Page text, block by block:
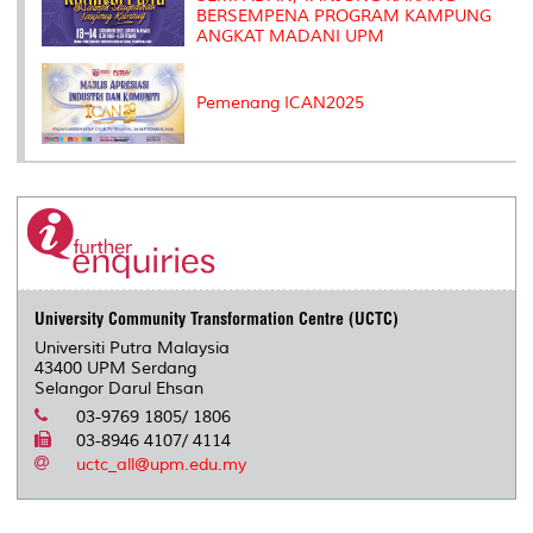
BERSEMPENA PROGRAM KAMPUNG
ANGKAT MADANI UPM
Pemenang ICAN2025
University Community Transformation Centre (UCTC)
Universiti Putra Malaysia
43400 UPM Serdang
Selangor Darul Ehsan
03-9769 1805/ 1806
03-8946 4107/ 4114
uctc_all@upm.edu.my